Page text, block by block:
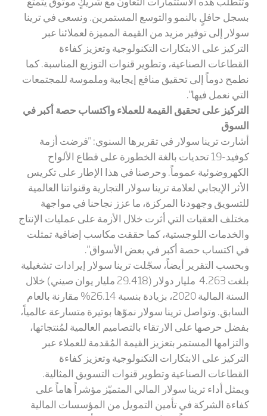
بسجل حافلٍ بالنمو والتوسع المستمرين. ونسعى في ترينا
سولار إلى توفير مزيد من القيمة المميزة لعملائنا عبر
التركيز على الابتكارات التكنولوجية وتعزيز كفاءة
القطاعات الصناعية، وتطوير قنوات التوزيع المناسبة. كما
نطمح دوماً إلى تحقيق منافع إيجابية وملموسة للمجتمعات
التي نعمل فيها".
التركيز على تحقيق القيمة للعملاء واكتساب حصة أكبر في
السوق
أشارت ترينا سولار في تقريرها السنوي: "فرضت أزمة
كوفيد-19 تحديات بالغة الخطورة على قطاع الألواح
الكهروضوئية عموماً. وحرصنا في هذا الإطار على تكريس
الأثر الإيجابي لعلامة ترينا سولار التجارية وقنواتنا العالمية
للتسويق وجهودنا المركزة، ما عزز نجاحنا في مواجهة
مختلف العقبات التي أثرت خلال الأزمة على عمليات الإنتاج
والخدمات اللوجستية، كما حققت مكاسب إضافية تمثلت
في اكتساب حصة أكبر في بعض الأسواق".
وبحسب التقرير أيضاً، سجّلت ترينا سولار إيرادات تشغيلية
بلغت 4.263 مليار دولار (29.418 مليار يوان صيني) خلال
السنة المالية 2020، بزيادة بنسبة 26.14% مقارنة بالعام
السابق. وتواصل ترينا سولار نموّها بوتيرة متسارعة عالمياً،
بفضل حرصها على الارتقاء بالتصاميم العالمية لمُنتجاتها،
والتزامها المستمر بتعزيز القيمة المُقدمة للعملاء عبر
التركيز على الابتكارات التكنولوجية وتعزيز كفاءة
القطاعات الصناعية وتطوير قنوات التسويق المثالية.
ويمثل أداء ترينا سولار المالي المتميّز مؤشراً هاماً على
كفاءة الشركة في تأمين التمويل من المؤسسات المالية